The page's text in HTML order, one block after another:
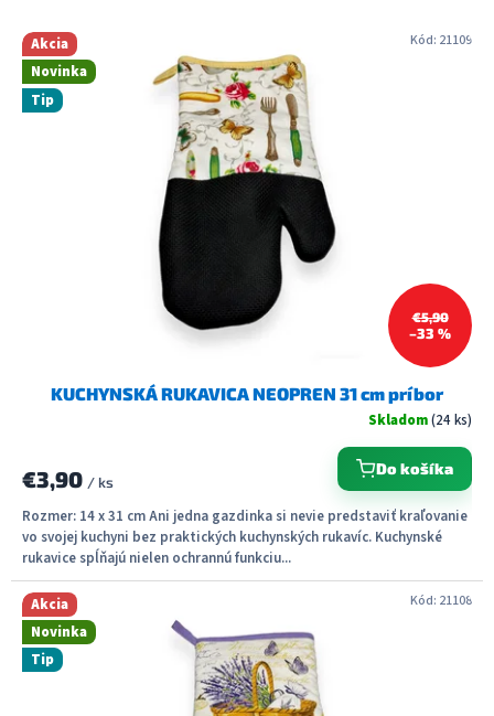
p
Akcia
Novinka
Tip
€5,90
–33 %
KUCHYNSKÁ RUKAVICA NEOPREN 31 cm príbor
Skladom(24 ks)
€3,90 / ks
Do košíka
Rozmer: 14 x 31 cm Ani jedna gazdinka si nevie predstaviť kraľovanie
vo svojej kuchyni bez praktických kuchynských rukavíc. Kuchynské
rukavice spĺňajú nielen ochrannú funkciu...
Kód: 21109
Akcia
Novinka
Tip
Kód: 21108